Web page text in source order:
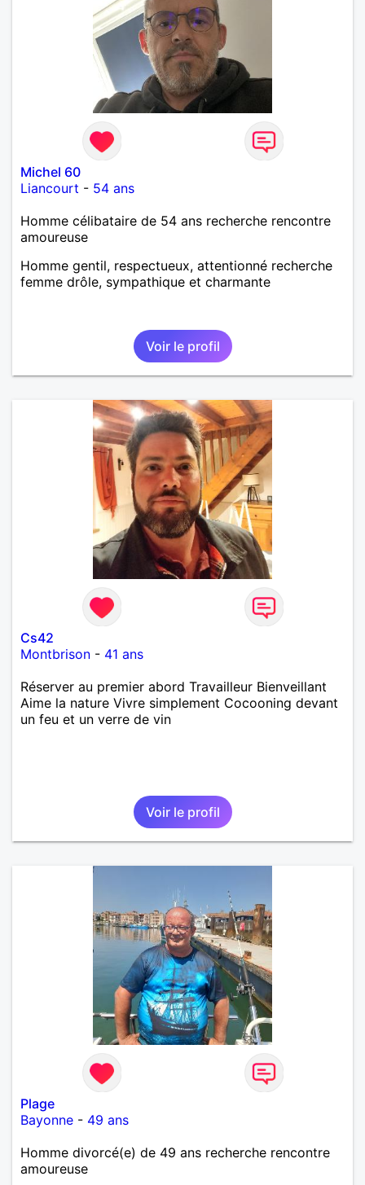
Michel 60
Liancourt - 54 ans
Homme célibataire de 54 ans recherche rencontre
amoureuse
Homme gentil, respectueux, attentionné recherche
femme drôle, sympathique et charmante
Voir le profil
Cs42
Montbrison - 41 ans
Réserver au premier abord Travailleur Bienveillant
Aime la nature Vivre simplement Cocooning devant
un feu et un verre de vin
Voir le profil
Plage
Bayonne - 49 ans
Homme divorcé(e) de 49 ans recherche rencontre
amoureuse